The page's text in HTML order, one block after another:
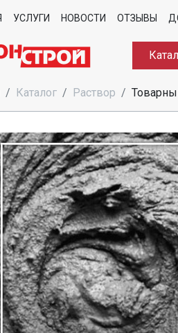
УСЛУГИ НОВОСТИ ОТЗЫВЫ
Каталог Раствор